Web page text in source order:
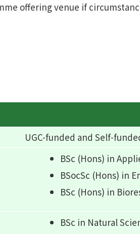
offering venue if
UGC-funded and Self-
BSc (Hons) in
BSocSc (Hons) in
BSc (Hons) in
BSc in Natural